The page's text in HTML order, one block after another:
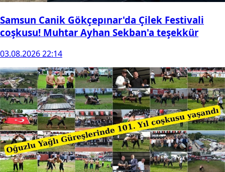
Samsun Canik Gökçepınar'da Çilek Festivali
coşkusu! Muhtar Ayhan Sekban'a teşekkür
03.08.2026 22:14